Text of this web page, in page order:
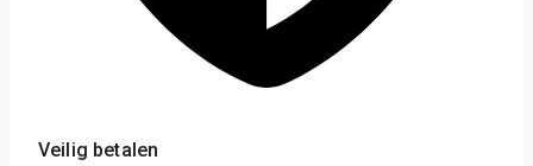
Veilig betalen